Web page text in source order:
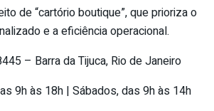
de “cartório boutique”, que prioriza o
e a eficiência operacional.
– Barra da Tijuca, Rio de Janeiro
9h às 18h | Sábados, das 9h às 14h